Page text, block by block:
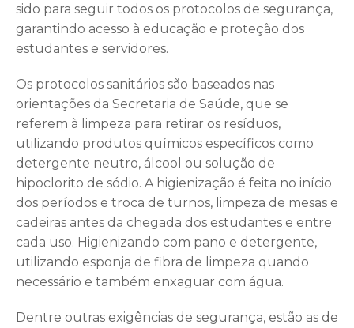
sido para seguir todos os protocolos de segurança,
garantindo acesso à educação e proteção dos
estudantes e servidores.
Os protocolos sanitários são baseados nas
orientações da Secretaria de Saúde, que se
referem à limpeza para retirar os resíduos,
utilizando produtos químicos específicos como
detergente neutro, álcool ou solução de
hipoclorito de sódio. A higienização é feita no início
dos períodos e troca de turnos, limpeza de mesas e
cadeiras antes da chegada dos estudantes e entre
cada uso. Higienizando com pano e detergente,
utilizando esponja de fibra de limpeza quando
necessário e também enxaguar com água.
Dentre outras exigências de segurança, estão as de